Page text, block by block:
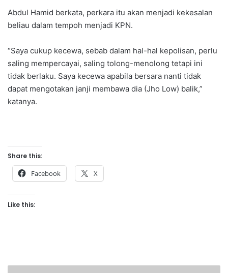
Abdul Hamid berkata, perkara itu akan menjadi kekesalan
beliau dalam tempoh menjadi KPN.
“Saya cukup kecewa, sebab dalam hal-hal kepolisan, perlu
saling mempercayai, saling tolong-menolong tetapi ini
tidak berlaku. Saya kecewa apabila bersara nanti tidak
dapat mengotakan janji membawa dia (Jho Low) balik,”
katanya.
Share this:
Facebook X
Like this: